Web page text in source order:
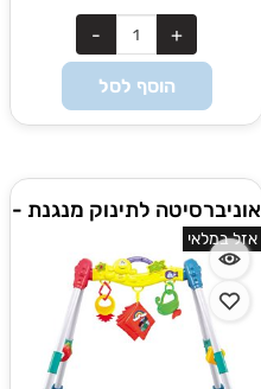
הוסף לסל
אוניברסיטה לתינוק מנגנת -
Music Gymאזל במלאי